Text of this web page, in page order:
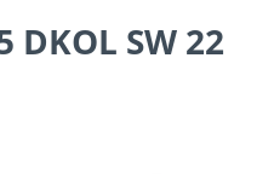
SW 22